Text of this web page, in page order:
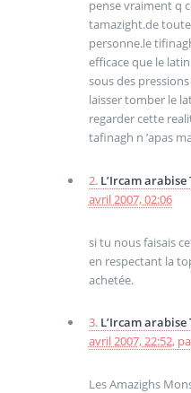
pense vraiment q
tamazight.de toute
personne.le
efficace que le
sous des
laisser tomber le
regarder cette
tafinagh n ’apas
2. L’Ircam
avril 2007, 02:06
si tu nous faisais
en respectant la
achetée.
3. L’Ircam
avril 2007, 22:52,
Les Amazighs